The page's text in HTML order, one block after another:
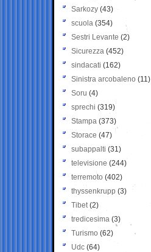
Sarkozy (43)
scuola (354)
Sestri Levante (2)
Sicurezza (452)
sindacati (162)
Sinistra arcobaleno (11)
Soru (4)
sprechi (319)
Stampa (373)
Storace (47)
subappalti (31)
televisione(244)
terremoto (402)
thyssenkrupp (3)
Tibet(2)
tredicesima (3)
Turismo (62)
Udc (64)